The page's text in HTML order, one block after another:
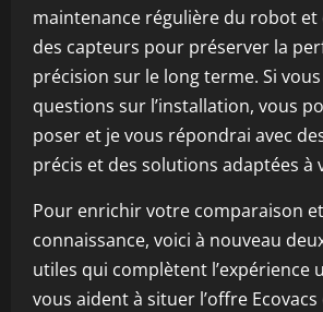
maintenance régulière du robot
des capteurs pour préserver la
précision sur le long terme. Si vous
questions sur l’installation, vous
poser et je vous répondrai avec
précis et des solutions adaptées à
Pour enrichir votre comparaison
connaissance, voici à nouveau
utiles qui complètent l’expérience
vous aident à situer l’offre